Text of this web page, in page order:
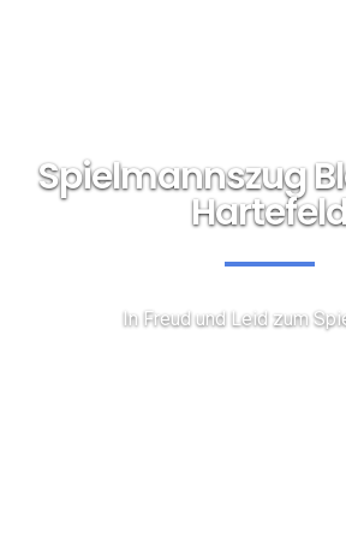
Spielmannszug
In Freud und Leid zum